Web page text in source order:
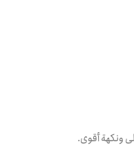
ونكهة أقوى.